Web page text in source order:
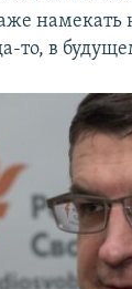
намекать
то, в